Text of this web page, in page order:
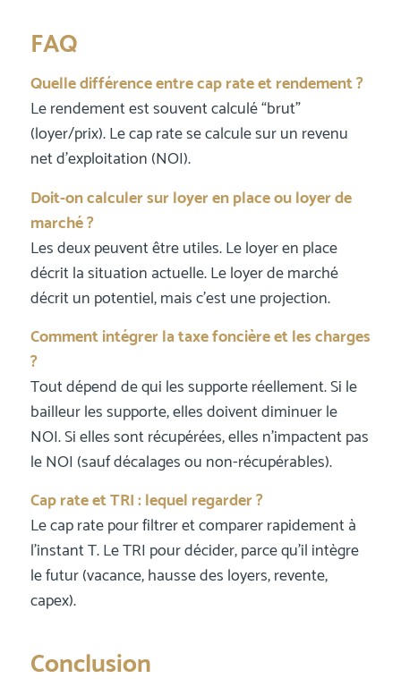
FAQ
Quelle différence entre cap rate et rendement ?
Le rendement est souvent calculé “brut”
(loyer/prix). Le cap rate se calcule sur un revenu
net d’exploitation (NOI).
Doit-on calculer sur loyer en place ou loyer de
marché ?
Les deux peuvent être utiles. Le loyer en place
décrit la situation actuelle. Le loyer de marché
décrit un potentiel, mais c’est une projection.
Comment intégrer la taxe foncière et les charges
?
Tout dépend de qui les supporte réellement. Si le
bailleur les supporte, elles doivent diminuer le
NOI. Si elles sont récupérées, elles n’impactent pas
le NOI (sauf décalages ou non-récupérables).
Cap rate et TRI : lequel regarder ?
Le cap rate pour filtrer et comparer rapidement à
l’instant T. Le TRI pour décider, parce qu’il intègre
le futur (vacance, hausse des loyers, revente,
capex).
Conclusion